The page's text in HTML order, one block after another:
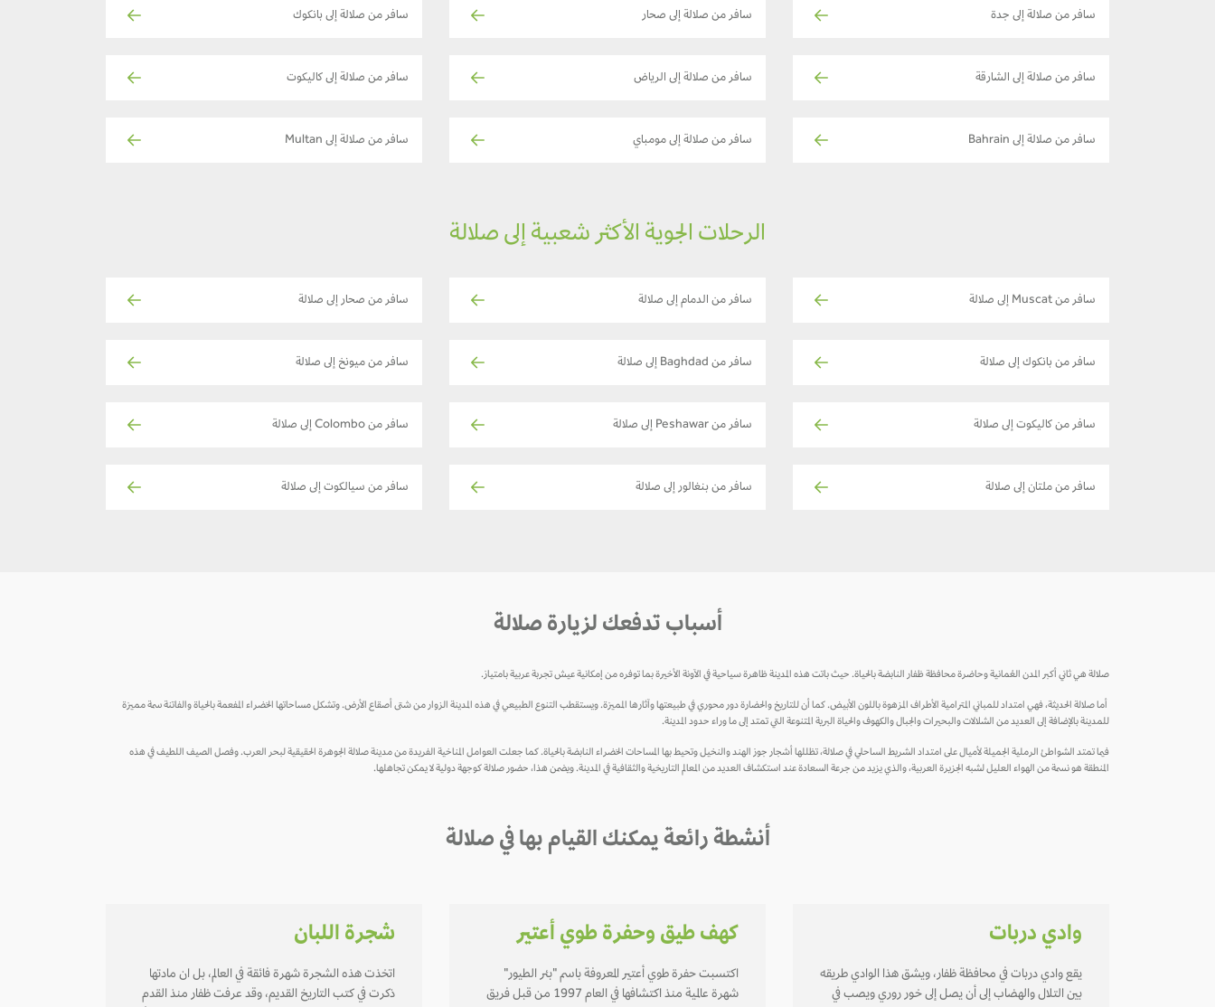
سافر من صلالة إلى جدة سافر من صلالة إلى صحار سافر من صلالة إلى بانكوك
سافر من صلالة إلى الشارقة سافر من صلالة إلى الرياض سافر من صلالة إلى كاليكوت
سافر من صلالة إلى Bahrain سافر من صلالة إلى مومباي سافر من صلالة إلى Multan
الرحلات الجوية الأكثر شعبية إلى صلالة
سافر من Muscat إلى صلالة سافر من الدمام إلى صلالة سافر من صحار إلى صلالة
سافر من بانكوك إلى صلالة سافر من Baghdad إلى صلالة سافر من ميونخ إلى صلالة
سافر من كاليكوت إلى صلالة سافر من Peshawar إلى صلالة سافر من Colombo إلى صلالة
سافر من ملتان إلى صلالة سافر من بنغالور إلى صلالة سافر من سيالكوت إلى صلالة
أسباب تدفعك لزيارة صلالة
صلالة هي ثاني أكبر المدن العُمانية وحاضرة محافظة ظفار النابضة بالحياة. حيث باتت هذه المدينة ظاهرة سياحية في الآونة الأخيرة بما توفره من إمكانية عيش تجربة عربية بامتياز.
أما صلالة الحديثة، فهي امتداد للمباني المترامية الأطراف المزهوة باللون الأبيض. كما أن للتاريخ والحضارة دور محوري في طبيعتها وآثارها المميزة. ويستقطب التنوع الطبيعي في هذه المدينة الزوار من شتى أصقاع الأرض. وتشكل مساحاتها الخضراء المفعمة بالحياة والفاتنة سمة مميزة
للمدينة بالإضافة إلى العديد من الشلالات والبحيرات والجبال والكهوف والحياة البرية المتنوعة التي تمتد إلى ما وراء حدود المدينة.
فيما تمتد الشواطئ الرملية الجميلة لأميال على امتداد الشريط الساحلي في صلالة، تظللها أشجار جوز الهند والنخيل وتحيط بها المساحات الخضراء النابضة بالحياة. كما جعلت العوامل المناخية الفريدة من مدينة صلالة الجوهرة الحقيقية لبحر العرب. وفصل الصيف اللطيف في هذه
المنطقة هو نسمة من الهواء العليل لشبه الجزيرة العربية، والذي يزيد من جرعة السعادة عند استكشاف العديد من المعالم التاريخية والثقافية في المدينة. ويضمن هذا، حضور صلالة كوجهة دولية لا يمكن تجاهلها.
أنشطة رائعة يمكنك القيام بها في صلالة
وادي دربات
يقع وادي دربات في محافظة ظفار، ويشق هذا الوادي طريقه
بين التلال والهضاب إلى أن يصل إلى خـور روري ويصب في
كهف طيق وحفرة طوي أعتير
اكتسبت حفرة طوي أعتير المعروفة باسم "بئر الطيور"
شهرة عالمية منذ اكتشافها في العام 1997 من قبل فريق
شجرة اللبان
اتخذت هذه الشجرة شهرة فائقة في العالم، بل ان مادتها
ذكرت في كتب التاريخ القديم، وقد عرفت ظفار منذ القدم